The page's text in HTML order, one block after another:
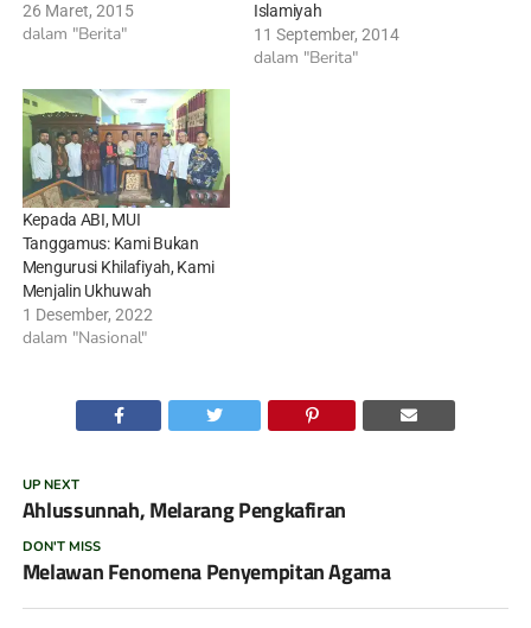
26 Maret, 2015
dalam "Berita"
Islamiyah
11 September, 2014
dalam "Berita"
Kepada ABI, MUI
Tanggamus: Kami Bukan
Mengurusi Khilafiyah, Kami
Menjalin Ukhuwah
1 Desember, 2022
dalam "Nasional"
UP NEXT
Ahlussunnah, Melarang Pengkafiran
DON'T MISS
Melawan Fenomena Penyempitan Agama